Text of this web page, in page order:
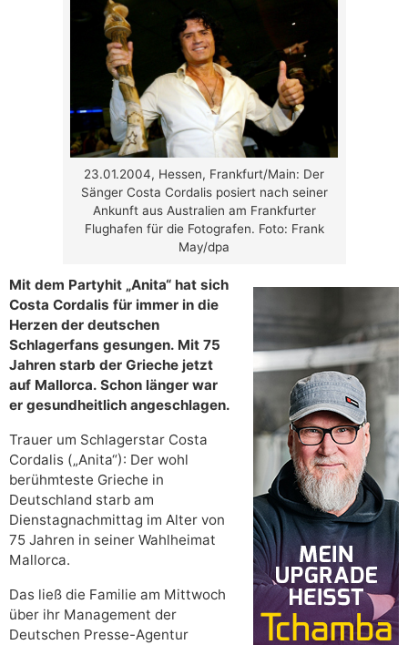
23.01.2004, Hessen, Frankfurt/Main: Der
Sänger Costa Cordalis posiert nach seiner
Ankunft aus Australien am Frankfurter
Flughafen für die Fotografen. Foto: Frank
May/dpa
Mit dem Partyhit „Anita“ hat sich
Costa Cordalis für immer in die
Herzen der deutschen
Schlagerfans gesungen. Mit 75
Jahren starb der Grieche jetzt
auf Mallorca. Schon länger war
er gesundheitlich angeschlagen.
Trauer um Schlagerstar Costa
Cordalis („Anita“): Der wohl
berühmteste Grieche in
Deutschland starb am
Dienstagnachmittag im Alter von
75 Jahren in seiner Wahlheimat
Mallorca.
Das ließ die Familie am Mittwoch
über ihr Management der
Deutschen Presse-Agentur